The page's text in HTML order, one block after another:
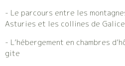
- Le parcours entre les
Asturies et les collines de Galice
- L’hébergement en chambres
gite